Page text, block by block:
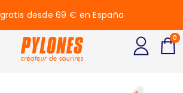
desde 69 € en España
0